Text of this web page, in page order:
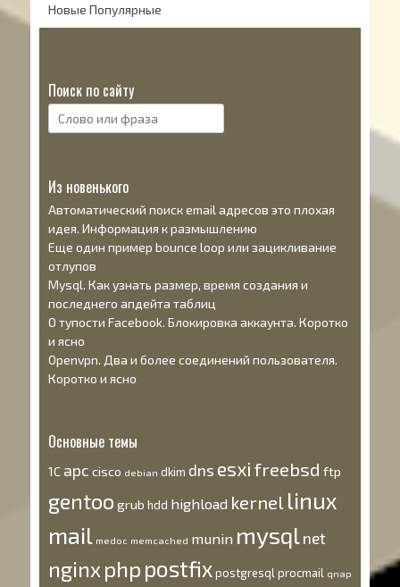
Новые Популярные
Поиск по сайту
Поиск:
Из новенького
Автоматический поиск email адресов это плохая
идея. Информация к размышлению
Еще один пример bounce loop или зацикливание
отлупов
Mysql. Как узнать размер, время создания и
последнего апдейта таблиц
О тупости Facebook. Блокировка аккаунта. Коротко
и ясно
Openvpn. Два и более соединений пользователя.
Коротко и ясно
Основные темы
1С apc cisco debian dkim dns esxi freebsd ftp
gentoo grub hdd highload kernel linux
mail medoc memcached munin mysql net
nginx php postfixpostgresql procmail qnap